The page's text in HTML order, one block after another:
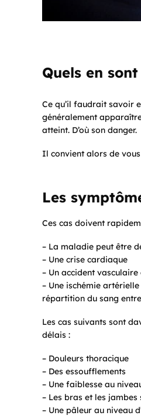
Quels en
Ce qu’il faudrait savoir
généralement
atteint. D’où son danger.
Il convient alors de
Les
Ces cas doivent
– La maladie peut être
– Une crise cardiaque
– Un accident
– Une ischémie
répartition du sang
Les cas suivants sont
délais :
– Douleurs thoracique
– Des essoufflements
– Une faiblesse au
– Les bras et les
– Une pâleur au niveau